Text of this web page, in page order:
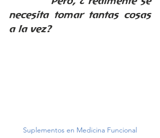
necesita tomar tantas cosas
a la vez?
Suplementos en Medicina Funcional